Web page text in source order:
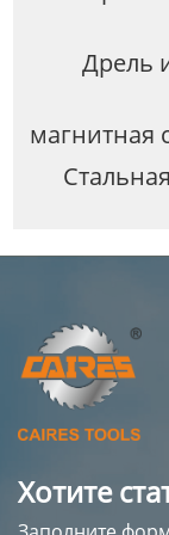
Дрель
магнитная
Хотите